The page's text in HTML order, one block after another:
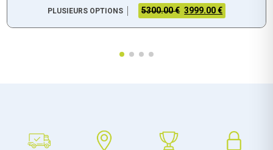
PLUSIEURS OPTIONS 5300.00 € 3999.00 €